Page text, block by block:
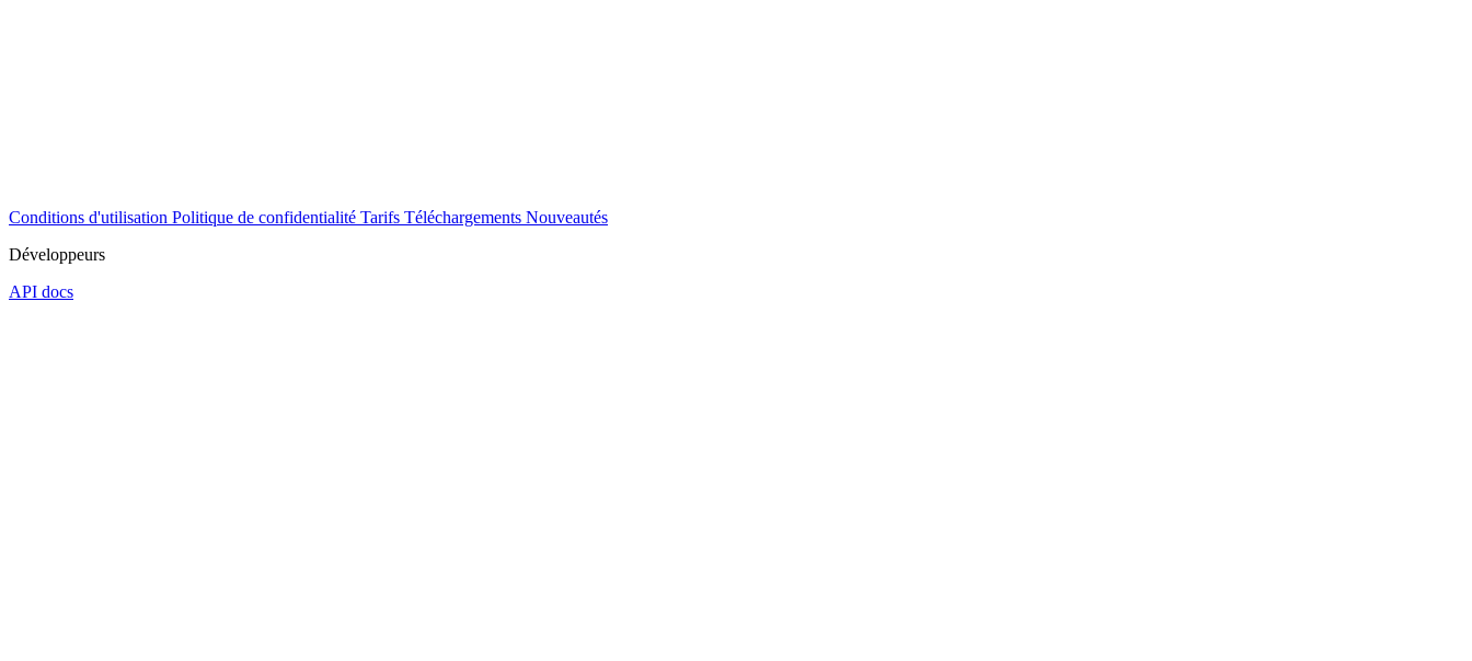
Conditions d'utilisation Politique de confidentialité Tarifs Téléchargements Nouveautés
Développeurs
API docs